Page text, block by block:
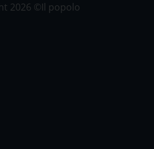
2026 ©Il popolo